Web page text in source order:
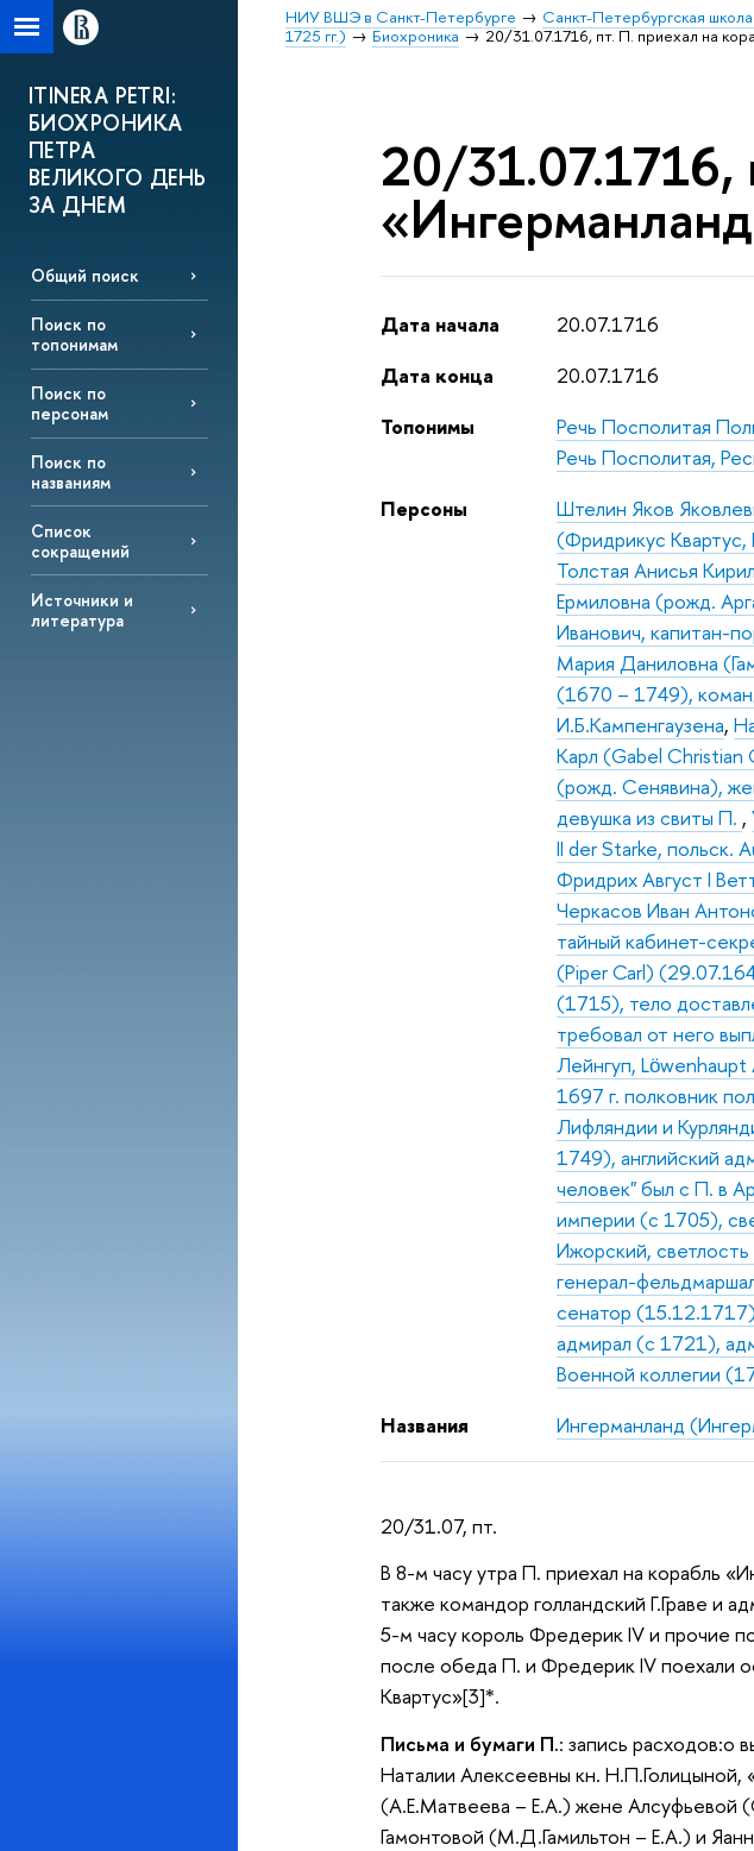
НИУ ВШЭ в Санкт-Петербурге Санкт-Петербургская школа
1725 гг.)
Биохроника 20/31.07.1716, пт. П. приехал на
ITINERA PETRI:
БИОХРОНИКА
ПЕТРА
ВЕЛИКОГО ДЕНЬ
ЗА ДНЕМ
Общий поиск
Поиск по
топонимам
Поиск по
персонам
Поиск по
названиям
Список
сокращений
Источники и
литература
20/31.07.1716,
Дата начала
20.07.1716
Дата конца
20.07.1716
Топонимы
Речь Посполитая
Речь Посполитая,
Персоны
Штелин Яков
(Фридрикус
Толстая Анисья
Ермиловна (рожд.
Иванович, капитан-
Мария Даниловна
(1670 – 1749),
И.Б.Кампенгаузена,
Карл (Gabel Christian
(рожд. Сенявина),
девушка из свиты П. ,
II der Starke, польск.
Фридрих Август I
Черкасов Иван
тайный кабинет-
(Piper Carl)
(1715), тело
требовал от него
Лейнгуп,
1697 г. полковник
Лифляндии и
1749), английский
человек" был с П. в
империи (с 1705),
Ижорский,
генерал-
сенатор
адмирал (с 1721),
Военной коллегии
Названия
Ингерманланд
20/31.07, пт.
В 8-м часу утра П. приехал на корабль
также командор голландский Г.Граве и
5-м часу король Фредерик IV и прочие
после обеда П. и Фредерик IV поехали
Квартус»[3]*.
Письма и бумаги П.: запись расходов:о
Наталии Алексеевны кн.
(А.Е.Матвеева – Е.А.) жене Алсуфьевой
Гамонтовой (М.Д.Гамильтон – Е.А.) и